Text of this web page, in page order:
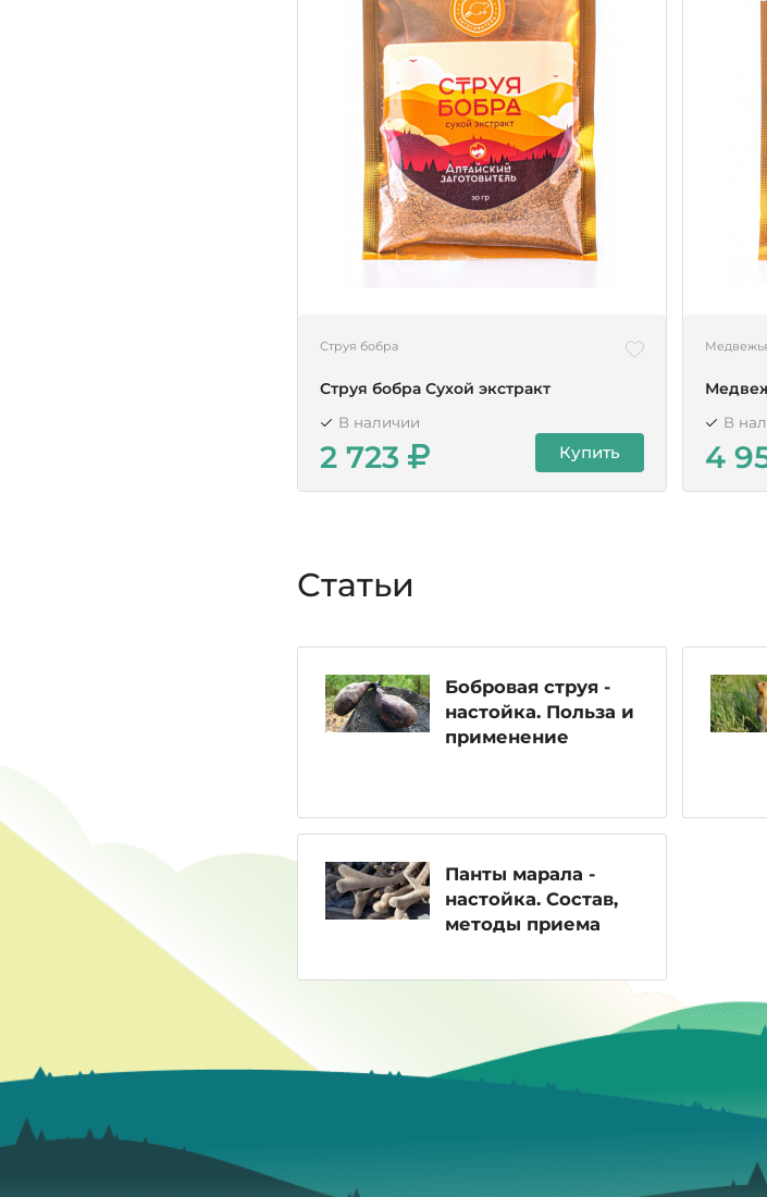
Струя бобра
Струя бобра Сухой экстракт
В наличии
2 723 Купить
В
4
Статьи
Бобровая струя -
настойка. Польза и
применение
Панты марала -
настойка. Состав,
методы приема